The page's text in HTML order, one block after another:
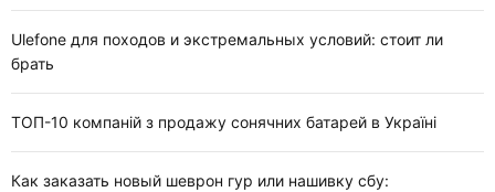
Ulefone для походов и экстремальных условий: стоит ли
брать
ТОП-10 компаній з продажу сонячних батарей в Україні
Как заказать новый шеврон гур или нашивку сбу: